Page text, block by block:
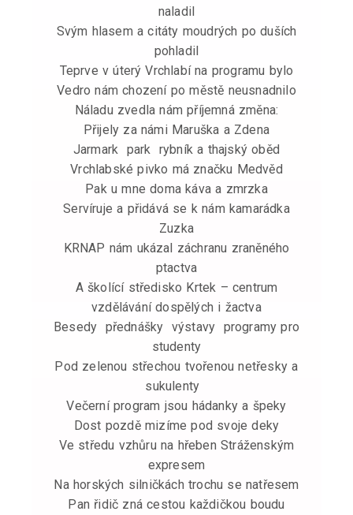
naladil
Svým hlasem a citáty moudrých po duších
pohladil
Teprve v úterý Vrchlabí na programu bylo
Vedro nám chození po městě neusnadnilo
Náladu zvedla nám příjemná změna:
Přijely za námi Maruška a Zdena
Jarmark park rybník a thajský oběd
Vrchlabské pivko má značku Medvěd
Pak u mne doma káva a zmrzka
Servíruje a přidává se k nám kamarádka
Zuzka
KRNAP nám ukázal záchranu zraněného
ptactva
A školící středisko Krtek – centrum
vzdělávání dospělých i žactva
Besedy přednášky výstavy programy pro
studenty
Pod zelenou střechou tvořenou netřesky a
sukulenty
Večerní program jsou hádanky a špeky
Dost pozdě mizíme pod svoje deky
Ve středu vzhůru na hřeben Stráženským
expresem
Na horských silničkách trochu se natřesem
Pan řidič zná cestou každičkou boudu